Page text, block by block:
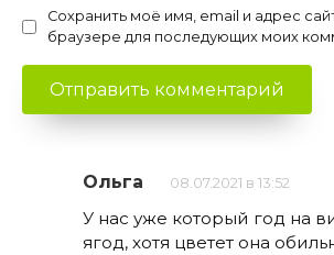
Сохранить моё имя, email и адрес
браузере для последующих моих
Ольга 08.07.2021 в 13:52
У нас уже который год на
ягод, хотя цветет она